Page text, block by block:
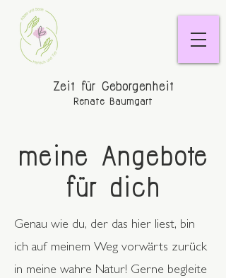
Renate Baumgart
Zeit für Geborgenheit
meine Angebote
für dich
Genau wie du, der das hier liest, bin
ich auf meinem Weg vorwärts zurück
in meine wahre Natur! Gerne begleite